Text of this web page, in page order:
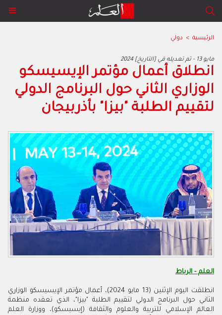
الرئيسية > دولي
2024 مايو 13 - تم تعديله في [التاريخ]
انطلاق أعمال مؤتمر الإيسيسكو
الوزاري الثاني حول البرنامج الدولي
لتقييم الطلبة "بيزا" بأذربيجان
العلم - الرباط
انطلقت اليوم الإثنين (13 مايو 2024)، أعمال مؤتمر الإيسيسكو الوزاري
الثاني حول البرنامج الدولي لتقييم الطلبة "بيزا"، الذي تعقده منظمة
العالم الإسلامي للتربية والعلوم والثقافة (إيسيسكو)، ووزارة العلم